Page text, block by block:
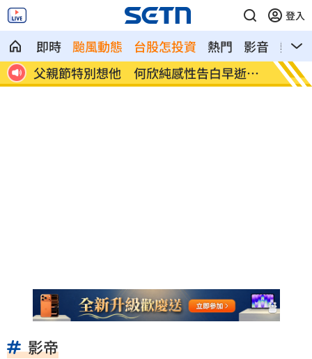
登入
即時 颱風動態 台股怎投資 熱門 影音
熱搜
父
參加教召辱罵士官長3字…1原因比一般人
慘
問題
影帝